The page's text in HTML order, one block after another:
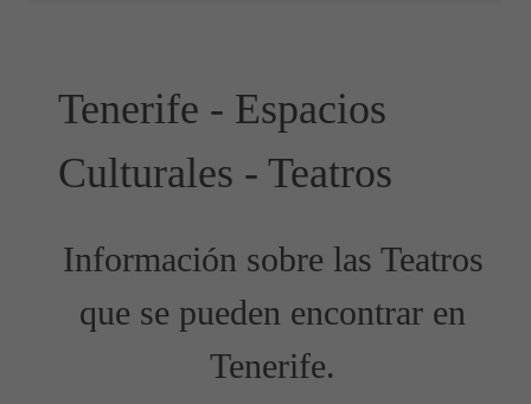
Tenerife - Espacios
Culturales - Teatros
Información sobre las Teatros
que se pueden encontrar en
Tenerife.